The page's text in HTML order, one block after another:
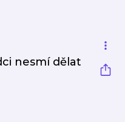
nesmí dělat